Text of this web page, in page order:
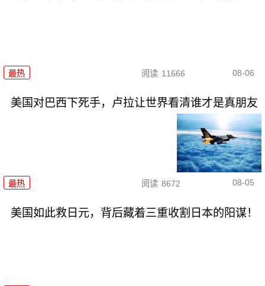
最热 阅读 11666 08-06
美国对巴西下死手，卢拉让世界看清谁才是真朋友
最热 阅读 8672 08-05
美国如此救日元，背后藏着三重收割日本的阳谋！